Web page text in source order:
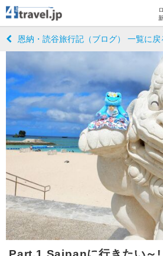
恩納・読谷旅行記（ブログ） 一覧に戻